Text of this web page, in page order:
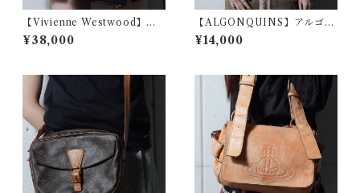
【Vivienne Westwood】ヴ
ィヴィアンウエストウッド オ
ーブロゴスカラップカットフ
¥38,000
【ALGONQUINS】アルゴン
キン "Gothic Archive"カウレ
ザージャケット brown
¥14,000